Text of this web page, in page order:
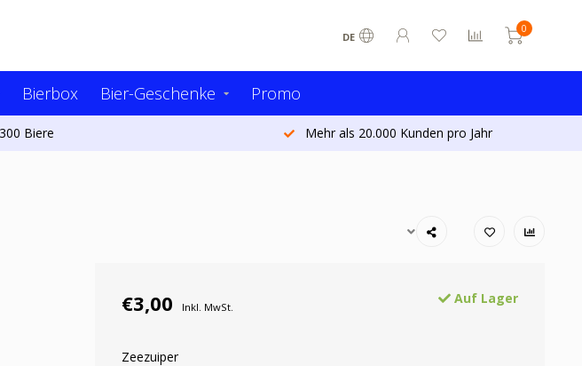
DE
0
Bierbox Bier-Geschenke Promo
Biere Mehr als 20.000 Kunden pro Jahr
€3,00 Inkl. MwSt.
Auf Lager
Zeezuiper